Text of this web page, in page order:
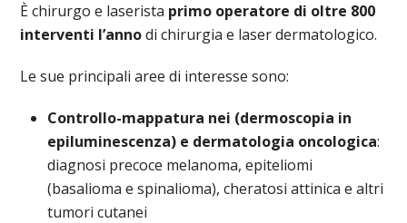
È chirurgo e laserista primo operatore di oltre 800
interventi l’annodi chirurgia e laser dermatologico.
Le sue principali aree di interesse sono:
Controllo-mappatura nei (dermoscopia in
epiluminescenza) e dermatologia oncologica:
diagnosi precoce melanoma, epiteliomi
(basalioma e spinalioma), cheratosi attinica e altri
tumori cutanei